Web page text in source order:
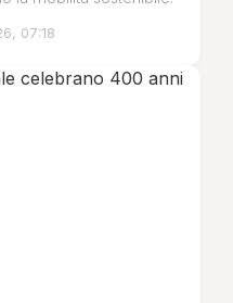
07:18